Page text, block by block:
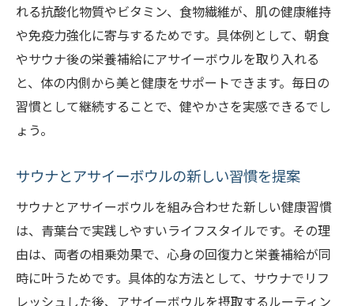
青葉台で人気のサウナリフレッシュ術
忙しい毎日におすすめの癒しの時間
サウナと食事を組み合わせた健康法
健康意識が高い人に選ばれる理由を紹介
ナノミストサウナのリフレッシュ効果を解
説
アサイーボウルと相性抜群なサウナ体験
神奈川の新しい健康習慣として注目
サウナ後の栄養補給に最適な方法とは
れる抗酸化物質やビタミン、食物繊維が、肌の健康維持
や免疫力強化に寄与するためです。具体例として、朝食
やサウナ後の栄養補給にアサイーボウルを取り入れる
と、体の内側から美と健康をサポートできます。毎日の
習慣として継続することで、健やかさを実感できるでし
ょう。
サウナとアサイーボウルの新しい習慣を提案
サウナとアサイーボウルを組み合わせた新しい健康習慣
は、青葉台で実践しやすいライフスタイルです。その理
由は、両者の相乗効果で、心身の回復力と栄養補給が同
時に叶うためです。具体的な方法として、サウナでリフ
レッシュした後、アサイーボウルを摂取するルーティン